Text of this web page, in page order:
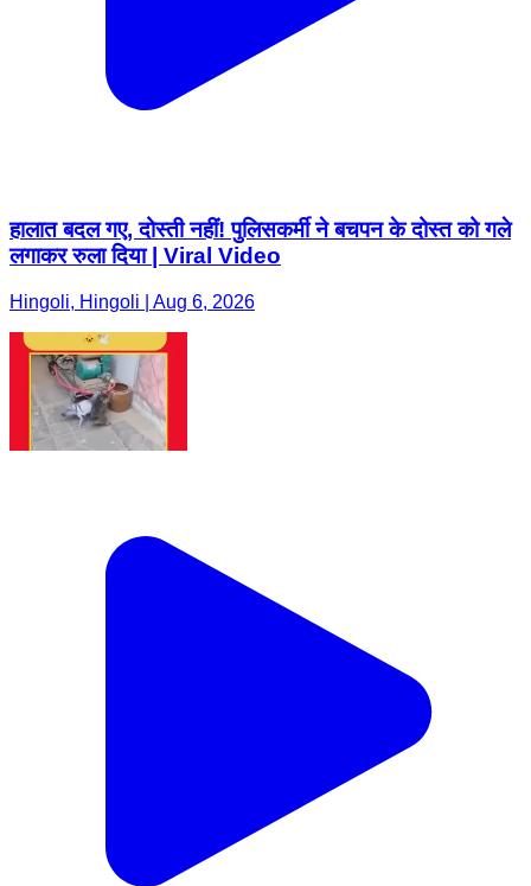
हालात बदल गए, दोस्ती नहीं! पुलिसकर्मी ने बचपन के दोस्त को गले
लगाकर रुला दिया | Viral Video
Hingoli, Hingoli | Aug 6, 2026